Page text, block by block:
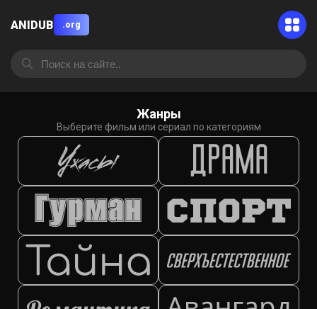
ANIDUB .org
Жанры
Выберите фильм или сериал по категориям